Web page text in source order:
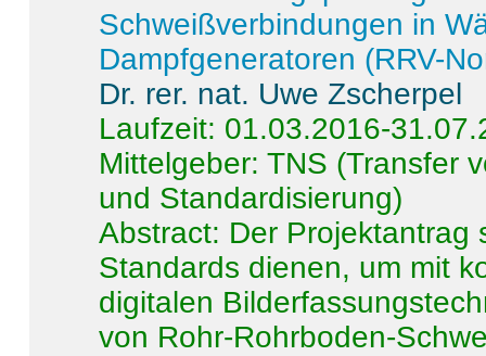
Schweißverbindungen in
Dampfgeneratoren (RRV-
Dr. rer. nat. Uwe Zscherpel
Laufzeit: 01.03.2016-
Mittelgeber: TNS (Transfer
und Standardisierung)
Abstract: Der Projektantrag
Standards dienen, um mit
digitalen
von Rohr-Rohrboden-